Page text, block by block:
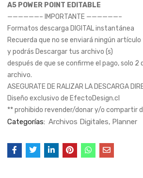
A5 POWER POINT EDITABLE
——————– IMPORTANTE ——————–
Formatos descarga DIGITAL instantánea
Recuerda que no se enviará ningún
y podrás Descargar tus archivo (s)
después de que se confirme el pago, solo 2
archivo.
ASEGURATE DE RALIZAR LA DESCARGA
Diseño exclusivo de EfectoDesign.cl
** prohibido revender/donar y/o compartir
Categorías: Archivos Digitales Planner